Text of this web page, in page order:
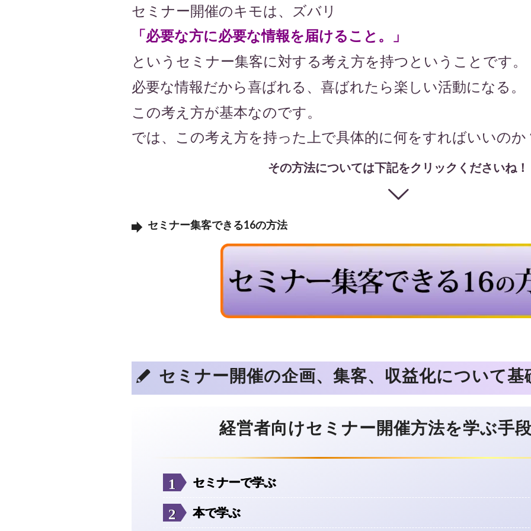
セミナー開催のキモは、ズバリ
「必要な方に必要な情報を届けること。」
というセミナー集客に対する考え方を持つということです。
必要な情報だから喜ばれる、喜ばれたら楽しい活動になる。
この考え方が基本なのです。
では、この考え方を持った上で具体的に何をすればいいのか
その方法については下記をクリックくださいね！
セミナー集客できる16の方法
セミナー開催の企画、集客、収益化について
経営者向けセミナー開催方法を学ぶ手
セミナーで学ぶ
本で学ぶ